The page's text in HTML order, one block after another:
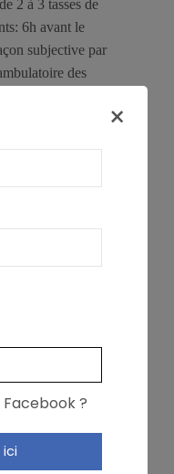
2 à 3 tasses de
6h avant le
subjective par
des
la
une réduction
du patient
de
l’heure du
×
?